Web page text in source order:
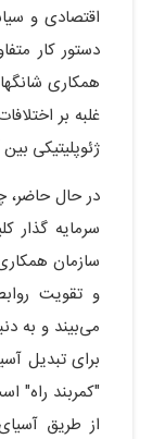
اقتصادی و
دستور کار
همکاری
غلبه بر
ژئوپلیتیکی
در حال
سرمایه گذار
سازمان
و تقویت
می‌بیند و به
برای تبدیل
"کمربند راه"
از طریق